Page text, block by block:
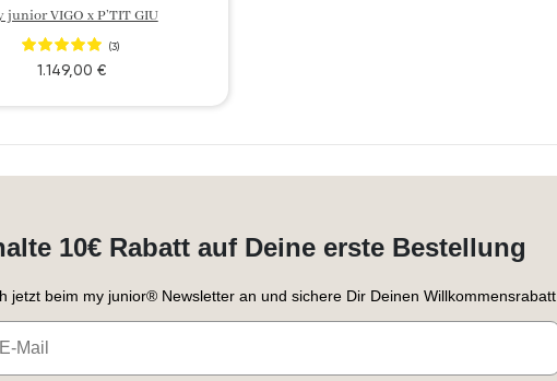
junior VIGO x P’TIT GIU
(3)
1.149,00 €
10€ Rabatt auf Deine erste Bestellung
jetzt beim my junior® Newsletter an und sichere Dir Deinen Willkommensrabatt.